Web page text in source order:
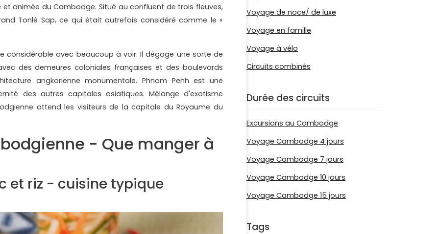
animée du Cambodge. Situé au confluent de trois fleuves,
Tonlé Sap, ce qui était autrefois considéré comme le «
considérable avec beaucoup à voir. Il dégage une sorte de
des demeures coloniales françaises et des boulevards
angkorienne monumentale. Phnom Penh est une
des autres capitales asiatiques. Mélange d'exotisme
attend les visiteurs de la capitale du Royaume du
- Que manger à
et riz - cuisine typique
Voyage de noce/ de luxe
Voyage en famille
Voyage à vélo
Circuits combinés
Durée des circuits
Excursions au Cambodge
Voyage Cambodge 4 jours
Voyage Cambodge 7 jours
Voyage Cambodge 10 jours
Voyage Cambodge 15 jours
Tags